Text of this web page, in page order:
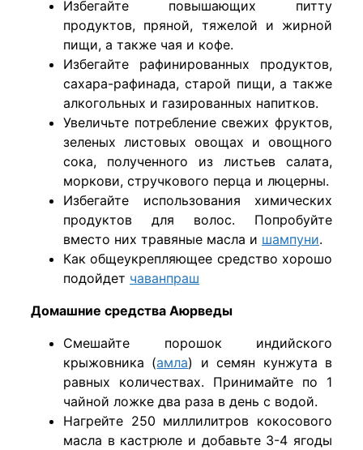
Избегайте повышающих питту
продуктов, пряной, тяжелой и жирной
пищи, а также чая и кофе.
Избегайте рафинированных продуктов,
сахара-рафинада, старой пищи, а также
алкогольных и газированных напитков.
Увеличьте потребление свежих фруктов,
зеленых листовых овощах и овощного
сока, полученного из листьев салата,
моркови, стручкового перца и люцерны.
Избегайте использования химических
продуктов для волос. Попробуйте
вместо них травяные масла и шампуни.
Как общеукрепляющее средство хорошо
подойдет чаванпраш
Домашние средства Аюрведы
Смешайте порошок индийского
крыжовника (амла) и семян кунжута в
равных количествах. Принимайте по 1
чайной ложке два раза в день с водой.
Нагрейте 250 миллилитров кокосового
масла в кастрюле и добавьте 3-4 ягоды